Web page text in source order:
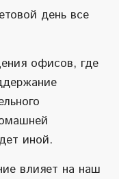
день все
офисов, где
иной.
влияет на наш